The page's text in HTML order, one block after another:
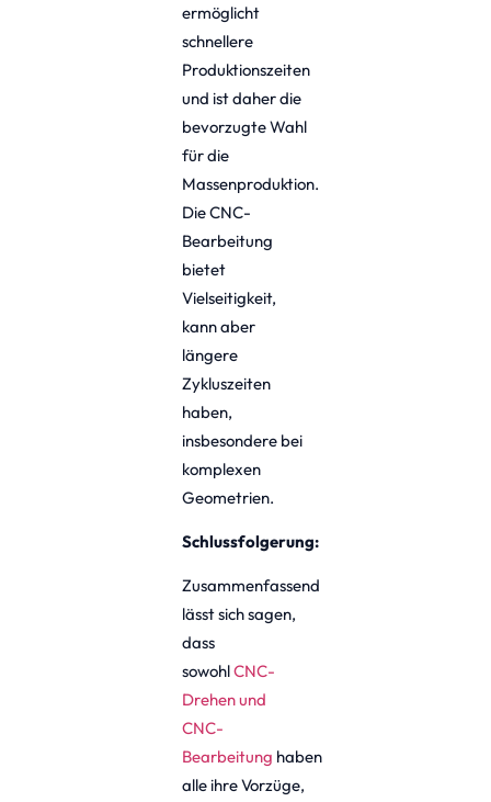
ermöglicht
schnellere
Produktionszeiten
und ist daher die
bevorzugte Wahl
für die
Massenproduktion.
Die CNC-
Bearbeitung
bietet
Vielseitigkeit,
kann aber
längere
Zykluszeiten
haben,
insbesondere bei
komplexen
Geometrien.
Schlussfolgerung:
Zusammenfassend
lässt sich sagen,
dass
sowohlCNC-
Drehen und
CNC-
Bearbeitung haben
alle ihre Vorzüge,